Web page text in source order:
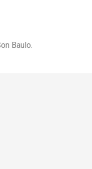
Baulo.